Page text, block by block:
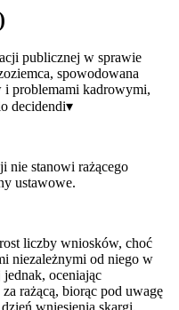
publicznej w sprawie
spowodowana
problemami kadrowymi,
decidendi▾
nie stanowi rażącego
ustawowe.
liczby wniosków, choć
niezależnymi od niego w
oceniając
rażącą, biorąc pod uwagę
wniesienia skargi.